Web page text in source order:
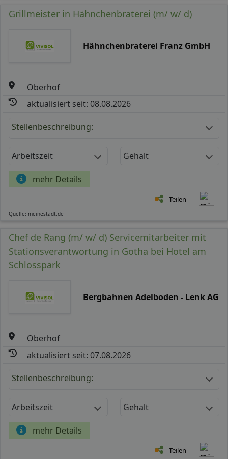
Grillmeister in Hähnchenbraterei (m/ w/ d)
Hähnchenbraterei Franz GmbH
Oberhof
aktualisiert seit: 08.08.2026
Stellenbeschreibung:
Arbeitszeit Gehalt
mehr Details
Teilen
Quelle: meinestadt.de
Chef de Rang (m/ w/ d) Servicemitarbeiter mit
Stationsverantwortung in Gotha bei Hotel am
Schlosspark
Bergbahnen Adelboden - Lenk AG
Oberhof
aktualisiert seit: 07.08.2026
Stellenbeschreibung:
Arbeitszeit Gehalt
mehr Details
Teilen